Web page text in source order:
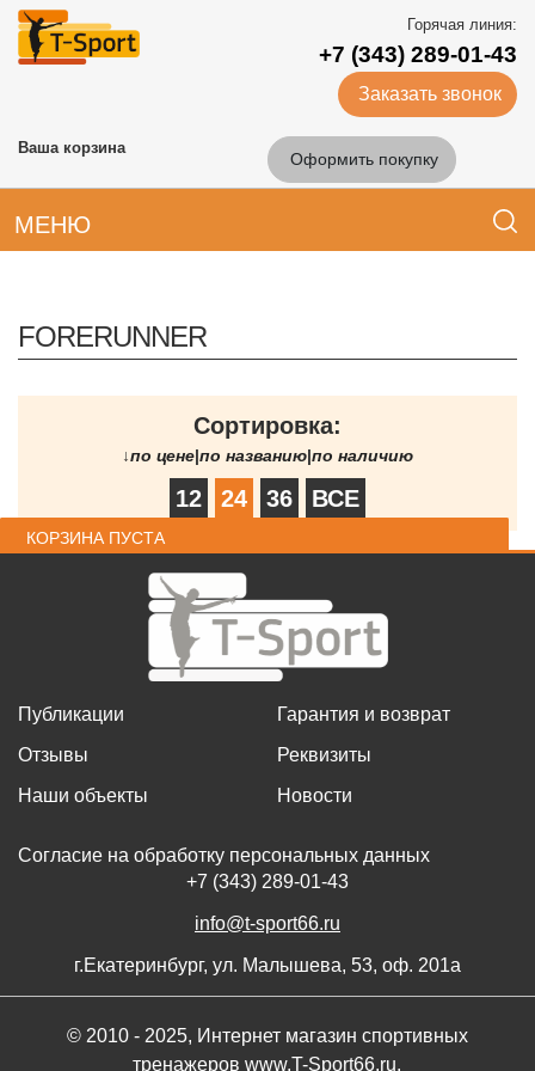
Горячая линия:
+7 (343) 289-01-43
Заказать звонок
Ваша корзина
Оформить покупку
МЕНЮ
FORERUNNER
Сортировка:
↓по цене|по названию|по наличию
12 24 36 ВСЕ
КОРЗИНА ПУСТА
Публикации
Отзывы
Наши объекты
Гарантия и возврат
Реквизиты
Новости
Согласие на обработку персональных данных
+7 (343) 289-01-43
info@t-sport66.ru
г.Екатеринбург, ул. Малышева, 53, оф. 201а
© 2010 - 2025, Интернет магазин спортивных
тренажеров www.T-Sport66.ru.